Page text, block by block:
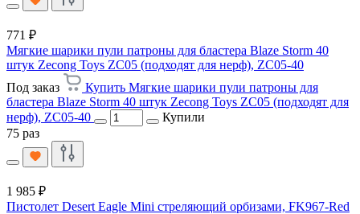
771 ₽
Мягкие шарики пули патроны для бластера Blaze Storm 40
штук Zecong Toys ZC05 (подходят для нерф), ZC05-40
Под заказ
Купить Мягкие шарики пули патроны для
бластера Blaze Storm 40 штук Zecong Toys ZC05 (подходят для
нерф), ZC05-40
Купили
75 раз
1 985 ₽
Пистолет Desert Eagle Mini стреляющий орбизами, FK967-Red